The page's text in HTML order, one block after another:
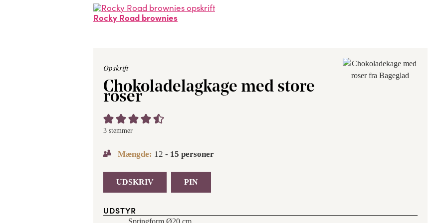
Rocky Road brownies
Opskrift
Chokoladelagkage med store
roser
3 stemmer
Mængde: 12 - 15 personer
UDSKRIV PIN
UDSTYR
Springform Ø20 cm